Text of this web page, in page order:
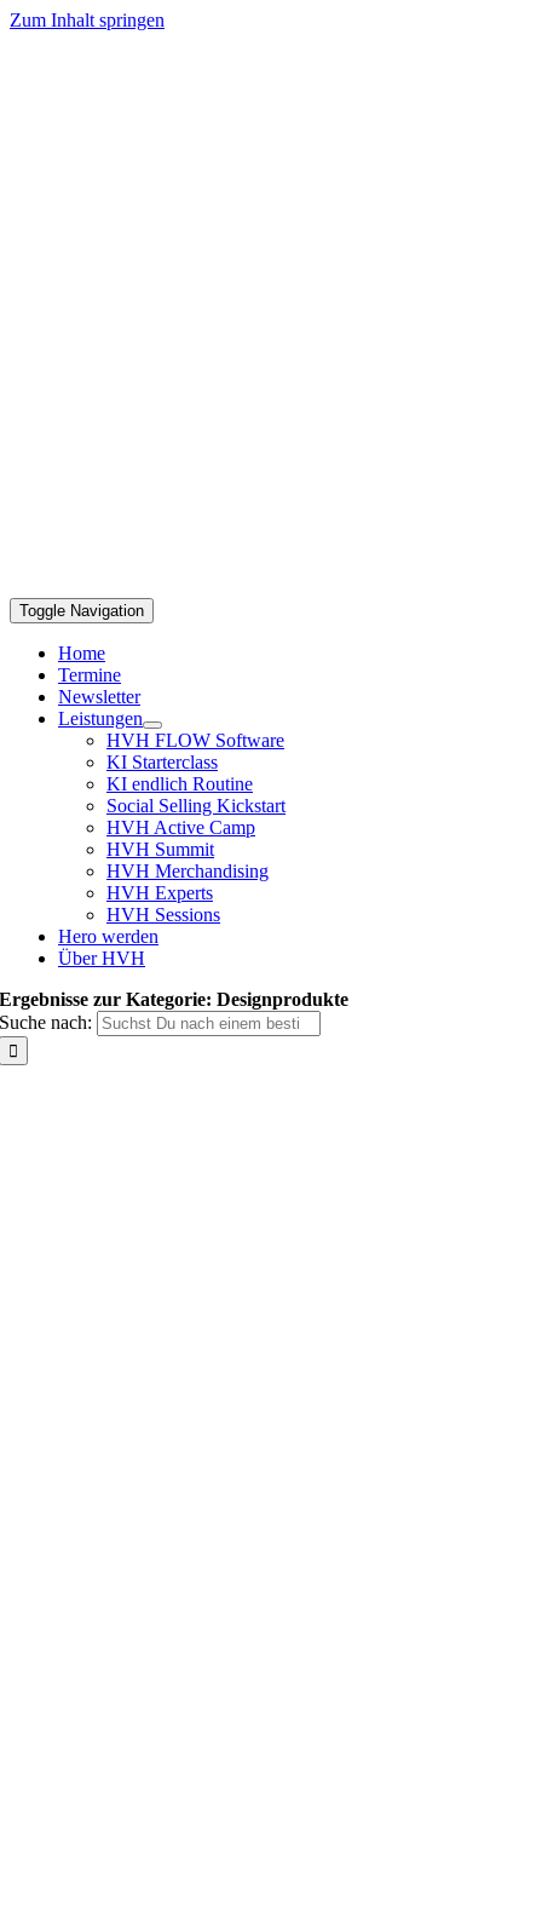
Zum Inhalt springen
Toggle Navigation
Home
Termine
Newsletter
Leistungen
HVH FLOW Software
KI Starterclass
KI endlich Routine
Social Selling Kickstart
HVH Active Camp
HVH Summit
HVH Merchandising
HVH Experts
HVH Sessions
Hero werden
Über HVH
Ergebnisse zur Kategorie: Designprodukte
Suche nach: